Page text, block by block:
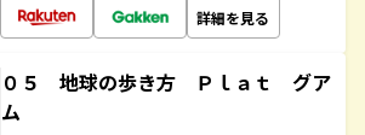
詳細を見る
０５ 地球の歩き方 Ｐｌａｔ グア
ム